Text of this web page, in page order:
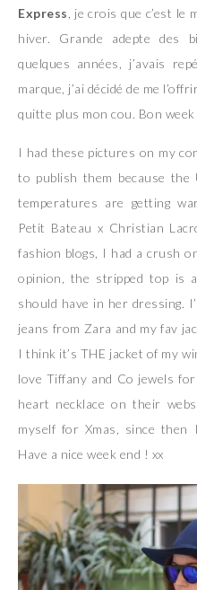
Express , je crois que c’est
hiver. Grande adepte des
quelques années, j’avais
marque, j’ai décidé de me
quitte plus mon cou. Bon week
I had these pictures on my
to publish them because
temperatures are getting
Petit Bateau x Christian
fashion blogs, I had a crush
opinion, the stripped top is
should have in her dressing.
jeans from Zara and my fav
I think it’s THE jacket of my
love Tiffany and Co jewels
heart necklace on their
myself for Xmas, since then
Have a nice week end ! xx